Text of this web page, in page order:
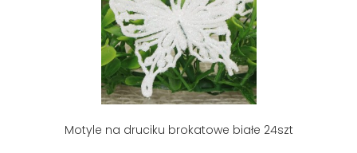
Motyle na druciku brokatowe białe 24szt